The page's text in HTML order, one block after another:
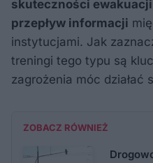
skuteczności ewakuacji
przepływ informacji
instytucjami. Jak
treningi tego typu są
zagrożenia móc działać
ZOBACZ RÓWNIEŻ